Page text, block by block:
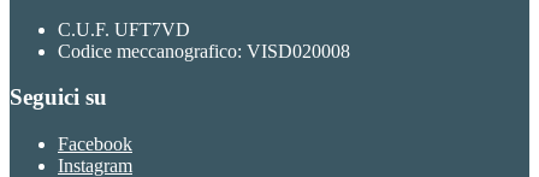
C.U.F. UFT7VD
Codice meccanografico: VISD020008
Seguici su
Facebook
Instagram